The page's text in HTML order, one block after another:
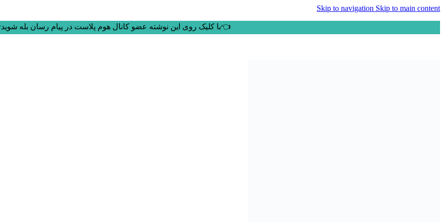
Skip to navigation Skip to main content
👈با کلیک روی این نوشته عضو کانال هوم پلاست در پیام رسان بله